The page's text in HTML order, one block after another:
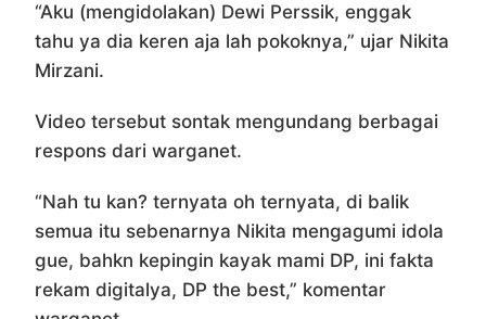
“Aku (mengidolakan) Dewi Perssik, enggak
tahu ya dia keren aja lah pokoknya,” ujar Nikita
Mirzani.
Video tersebut sontak mengundang berbagai
respons dari warganet.
“Nah tu kan? ternyata oh ternyata, di balik
semua itu sebenarnya Nikita mengagumi idola
gue, bahkn kepingin kayak mami DP, ini fakta
rekam digitalya, DP the best,” komentar